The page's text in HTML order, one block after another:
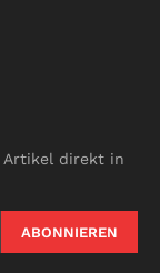
Artikel direkt in
ABONNIEREN